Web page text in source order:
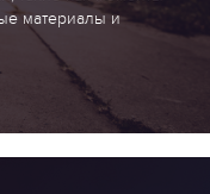
материалы и